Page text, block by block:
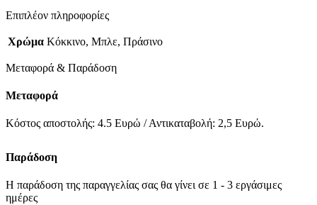
Επιπλέον πληροφορίες
Χρώμα Κόκκινο, Μπλε, Πράσινο
Μεταφορά & Παράδοση
Μεταφορά
Κόστος αποστολής: 4.5 Ευρώ / Αντικαταβολή: 2,5 Ευρώ.
Παράδοση
Η παράδοση της παραγγελίας σας θα γίνει σε 1 - 3 εργάσιμες
ημέρες